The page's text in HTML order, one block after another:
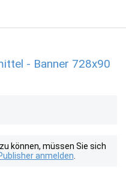
- Banner 728x90
können, müssen Sie sich
anmelden